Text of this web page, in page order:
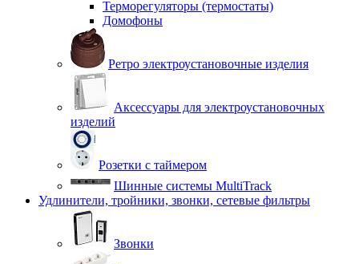
Терморегуляторы (термостаты)
Домофоны
Ретро электроустановочные изделия
Аксессуары для электроустановочных
изделий
Розетки с таймером
Шинные системы MultiTrack
Удлинители, тройники, звонки, сетевые фильтры
Звонки